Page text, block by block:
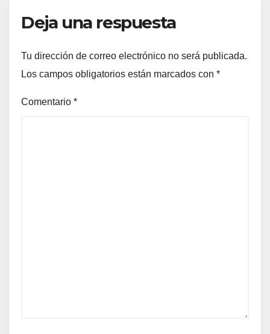
Deja una respuesta
Tu dirección de correo electrónico no será publicada.
Los campos obligatorios están marcados con *
Comentario *